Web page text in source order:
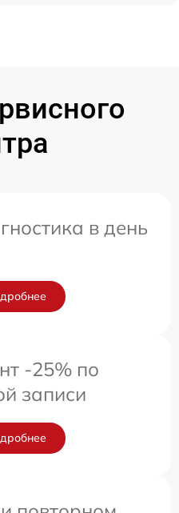
в день
-25% по
записи